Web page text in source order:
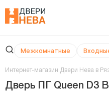
Межкомнатные
Интернет-магазин Двери Нева в
Дверь ПГ Queen D3